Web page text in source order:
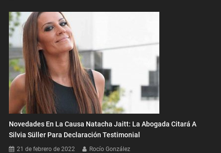
Novedades En La Causa Natacha Jaitt: La Abogada Citará A
Silvia Süller Para Declaración Testimonial
21 de febrero de 2022 Rocío González